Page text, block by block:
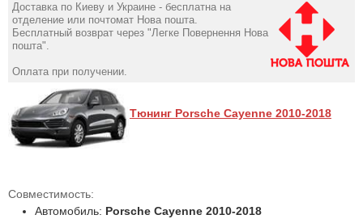
Доставка по Киеву и Украине - бесплатна на
отделение или почтомат Нова пошта.
Бесплатный возврат через "Легке Повернення Нова
пошта".
Оплата при получении.
Тюнинг Porsche Cayenne 2010-2018
Совместимость:
Автомобиль: Porsche Cayenne 2010-2018